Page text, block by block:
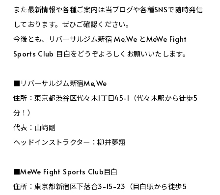
また最新情報や各種ご案内は当ブログや各種SNSで随時発信
しております。ぜひご確認ください。
今後とも、リバーサルジム新宿 Me,We とMeWe Fight
Sports Club 目白をどうぞよろしくお願いいたします。
■リバーサルジム新宿Me,We
住所：東京都渋谷区代々木1丁目45-1（代々木駅から徒歩5
分！）
代表：山﨑剛
ヘッドインストラクター：柳井夢翔
■MeWe Fight Sports Club目白
住所：東京都新宿区下落合3-15-23（目白駅から徒歩5